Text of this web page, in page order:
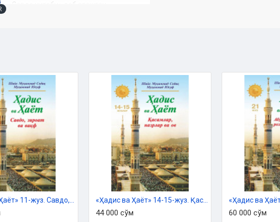
«Савдо китоби» деб аташган.
равишда молиявий муомалаларга дуч
таоло бу ишни Ўз зиммасига олган ва
савдо сотиққа оид исломий ҳукмлар
олдинги даврдаги бу борада шаклланган
ва ҳадислардан чиқадиган ҳукмларни
учун уларга ёрдам тариқасида
турли келишмовчиликлар,
кимга сир эмас. Бу каби нохуш ҳолатларни
кўрсатилган таълимотларни
44 000 сўм 60 000 сўм